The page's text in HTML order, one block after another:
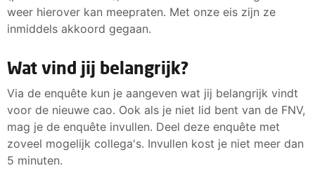
weer hierover kan meepraten. Met onze eis zijn ze
inmiddels akkoord gegaan.
Wat vind jij belangrijk?
Via de enquête kun je aangeven wat jij belangrijk vindt
voor de nieuwe cao. Ook als je niet lid bent van de FNV,
mag je de enquête invullen. Deel deze enquête met
zoveel mogelijk collega's. Invullen kost je niet meer dan
5 minuten.